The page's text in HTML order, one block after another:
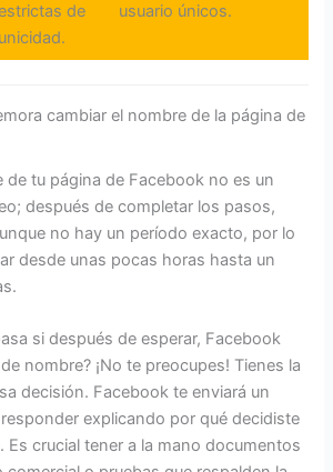
de
unicidad.
usuario únicos.
cambiar el nombre de la página de
de tu página de Facebook no es un
después de completar los pasos,
no hay un período exacto, por lo
desde unas pocas horas hasta un
si después de esperar, Facebook
nombre? ¡No te preocupes! Tienes la
decisión. Facebook te enviará un
explicando por qué decidiste
Es crucial tener a la mano documentos